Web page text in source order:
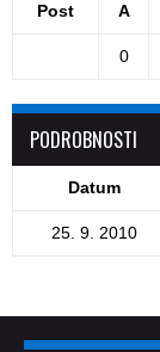
Post A
0
PODROBNOSTI
Datum
25. 9. 2010